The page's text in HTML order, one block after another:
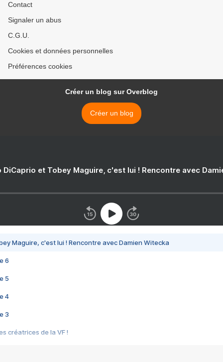
Contact
Signaler un abus
C.G.U.
Cookies et données personnelles
Préférences cookies
Créer un blog sur Overblog
Créer un blog
DiCaprio et Tobey Maguire, c'est lui ! Rencontre avec
Maguire, c'est lui ! Rencontre avec Damien Witecka
6
5
4
3
créatrices de la VF !